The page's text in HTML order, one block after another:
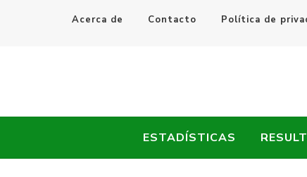
Acerca de Contacto Política de
Every Fútbol
ESTADÍSTICAS